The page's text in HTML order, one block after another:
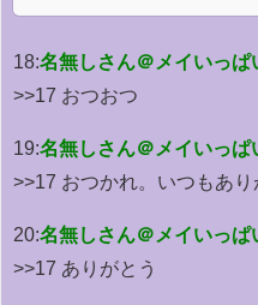
18:名無しさん＠メイいっぱ
>>17 おつおつ
19:名無しさん＠メイいっぱ
>>17 おつかれ。いつもあり
20:名無しさん＠メイいっぱ
>>17 ありがとう